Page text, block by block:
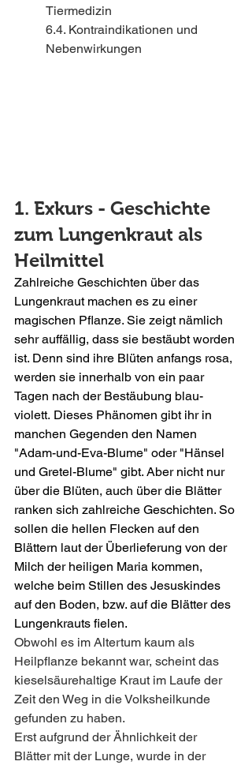
Tiermedizin
6.4. Kontraindikationen und
Nebenwirkungen
1. Exkurs - Geschichte
zum Lungenkraut als
Heilmittel
Zahlreiche Geschichten über das
Lungenkraut machen es zu einer
magischen Pflanze. Sie zeigt nämlich
sehr auffällig, dass sie bestäubt worden
ist. Denn sind ihre Blüten anfangs rosa,
werden sie innerhalb von ein paar
Tagen nach der Bestäubung blau-
violett. Dieses Phänomen gibt ihr in
manchen Gegenden den Namen
"Adam-und-Eva-Blume" oder "Hänsel
und Gretel-Blume" gibt. Aber nicht nur
über die Blüten, auch über die Blätter
ranken sich zahlreiche Geschichten. So
sollen die hellen Flecken auf den
Blättern laut der Überlieferung von der
Milch der heiligen Maria kommen,
welche beim Stillen des Jesuskindes
auf den Boden, bzw. auf die Blätter des
Lungenkrauts fielen.
Obwohl es im Altertum kaum als
Heilpflanze bekannt war, scheint das
kieselsäurehaltige Kraut im Laufe der
Zeit den Weg in die Volksheilkunde
gefunden zu haben.
Erst aufgrund der Ähnlichkeit der
Blätter mit der Lunge, wurde in der